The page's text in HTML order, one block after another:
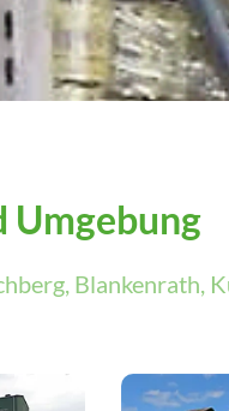
Umgebung
Blankenrath,